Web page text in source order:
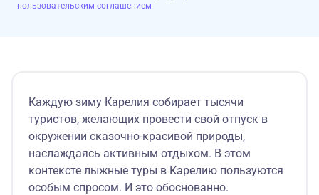
пользовательским соглашением
Каждую зиму Карелия собирает тысячи
туристов, желающих провести свой отпуск в
окружении сказочно-красивой природы,
наслаждаясь активным отдыхом. В этом
контексте лыжные туры в Карелию пользуются
особым спросом. И это обоснованно.